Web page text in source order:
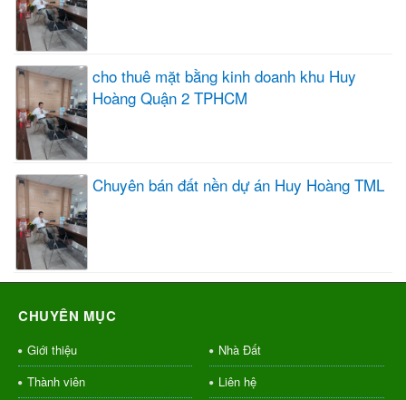
cho thuê mặt bằng kinh doanh khu Huy
Hoàng Quận 2 TPHCM
Chuyên bán đất nền dự án Huy Hoàng TML
CHUYÊN MỤC
Giới thiệu
Nhà Đất
Thành viên
Liên hệ